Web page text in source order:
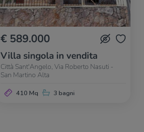
€ 589.000
Villa singola in vendita
Città Sant'Angelo, Via Roberto Nasuti -
San Martino Alta
410 Mq 3 bagni